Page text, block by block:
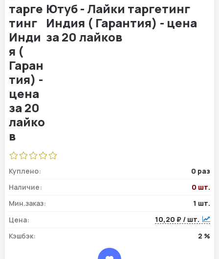
Ютуб - Лайки таргетинг
Индия ( Гарантия) - цена
за 20 лайков
Куплено:
0 раз
Наличие:
0 шт.
Мин.заказ:
1 шт.
Цена:
10,20 ₽ / шт.
Кэшбэк:
2 %